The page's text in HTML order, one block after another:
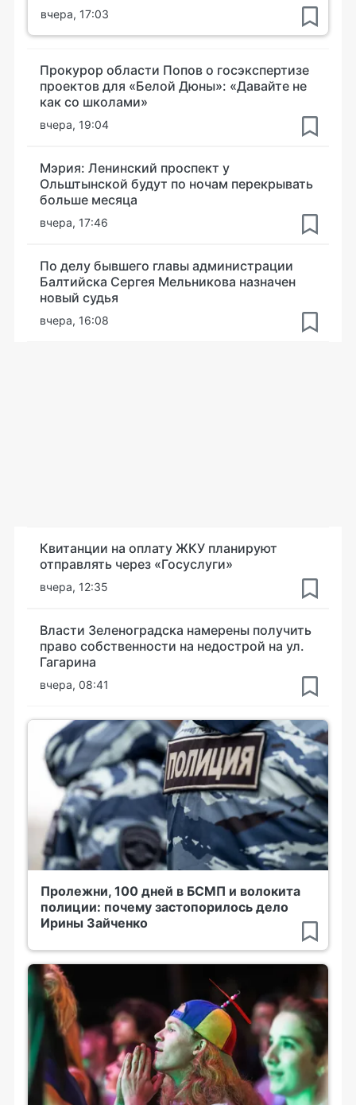
вчера, 17:03
Прокурор области Попов о госэкспертизе
проектов для «Белой Дюны»: «Давайте не
как со школами»
вчера, 19:04
Мэрия: Ленинский проспект у
Ольштынской будут по ночам перекрывать
больше месяца
вчера, 17:46
По делу бывшего главы администрации
Балтийска Сергея Мельникова назначен
новый судья
вчера, 16:08
Квитанции на оплату ЖКУ планируют
отправлять через «Госуслуги»
вчера, 12:35
Власти Зеленоградска намерены получить
право собственности на недострой на ул.
Гагарина
вчера, 08:41
Пролежни, 100 дней в БСМП и волокита
полиции: почему застопорилось дело
Ирины Зайченко